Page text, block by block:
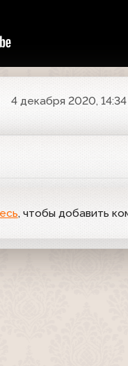
4 декабря 2020, 14:34
, чтобы добавить